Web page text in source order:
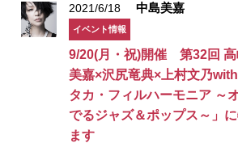
2021/6/18 中島美嘉
イベント情報
9/20(月・祝)開催 第32回 高
美嘉×沢尻竜典×上村文乃
タカ・フィルハーモニア ～
でるジャズ＆ポップス～」
ます